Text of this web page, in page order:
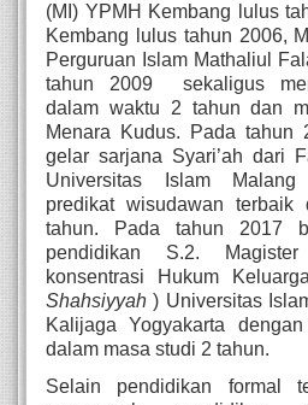
(MI) YPMH Kembang lulus
Kembang lulus tahun 2006,
Perguruan Islam Mathaliul
tahun 2009  sekaligus
dalam waktu 2 tahun dan
Menara Kudus. Pada tahun
gelar sarjana Syari’ah dari
Universitas Islam
predikat wisudawan
tahun. Pada tahun 2017
pendidikan S.2.
konsentrasi Hukum
Shahsiyyah ) Universitas
Kalijaga Yogyakarta
dalam masa studi 2 tahun.
Selain pendidikan formal